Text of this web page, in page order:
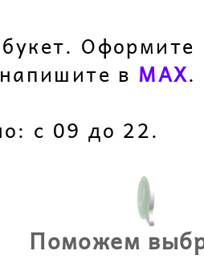
в MAX.
с 09 до 22.
Поможем